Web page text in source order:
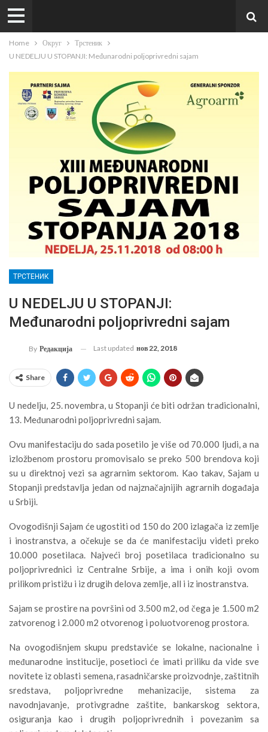
Home Округ
Трстеник
U NEDELJU U STOPANJI: Međunarodni poljoprivredni sajam
ТРСТЕНИК
U NEDELJU U STOPANJI:
Međunarodni poljoprivredni sajam
By Редакција Last updated нов 22, 2018
Share
U nedelju, 25. novembra, u Stopanji će biti održan tradicionalni,
13. Međunarodni poljoprivredni sajam.
Ovu manifestaciju do sada posetilo je više od 70.000 ljudi, a na
izložbenom prostoru promovisalo se preko 500 brendova koji
su u direktnoj vezi sa agrarnim sektorom. Kao takav, Sajam u
Stopanji predstavlja jedan od najznačajnijih agrarnih događaja
u Srbiji.
Ovogodišnji Sajam će ugostiti od 150 do 200 izlagača iz zemlje
i inostranstva, a očekuje se da će manifestaciju videti preko
10.000 posetilaca. Najveći broj posetilaca tradicionalno su
poljoprivrednici iz Centralne Srbije, a ima i onih koji ovom
prilikom pristižu i iz drugih delova zemlje, all i iz inostranstva.
Sajam se prostire na površini od 3.500 m2, od čega je 1.500 m2
zatvorenog i 2.000 m2 otvorenog i poluotvorenog prostora.
Na ovogodišnjem skupu predstaviće se lokalne, nacionalne i
međunarodne institucije, posetioci će imati priliku da vide sve
novitete iz oblasti semena, rasadničarske proizvodnje, zaštitnih
sredstava, poljoprivredne mehanizacije, sistema za
navodnjavanje, protivgradne zaštite, bankarskog sektora,
osiguranja kao i drugih poljoprivrednih i povezanim sa